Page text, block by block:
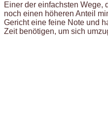
Einer der einfachsten Wege,
noch einen höheren Anteil
Gericht eine feine Note und
Zeit benötigen, um sich